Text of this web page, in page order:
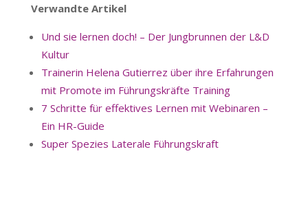
Verwandte Artikel
Und sie lernen doch! – Der Jungbrunnen der L&D
Kultur
Trainerin Helena Gutierrez über ihre Erfahrungen
mit Promote im Führungskräfte Training
7 Schritte für effektives Lernen mit Webinaren –
Ein HR-Guide
Super Spezies Laterale Führungskraft